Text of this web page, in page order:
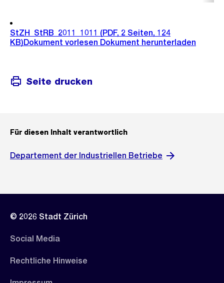
StZH_StRB_2011_1011 (PDF, 2 Seiten, 124
KB)Dokument vorlesen Dokument herunterladen
Seite drucken
Für diesen Inhalt verantwortlich
Departement der Industriellen Betriebe
© 2026 Stadt Zürich
Social Media
Rechtliche Hinweise